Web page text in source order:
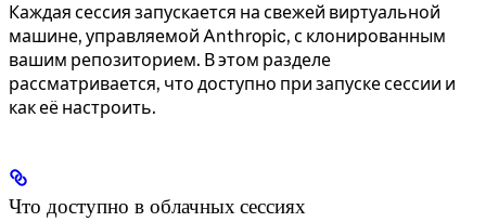
Каждая сессия запускается на свежей виртуальной
машине, управляемой Anthropic, с клонированным
вашим репозиторием. В этом разделе
рассматривается, что доступно при запуске сессии и
как её настроить.
Что доступно в облачных сессиях